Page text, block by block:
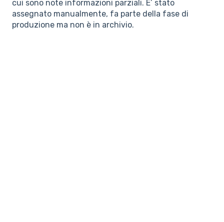
cui sono note informazioni parziali. E’ stato
assegnato manualmente, fa parte della fase di
produzione ma non è in archivio.